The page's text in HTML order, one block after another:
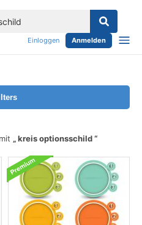
Einloggen Anmelden
kreis optionsschild